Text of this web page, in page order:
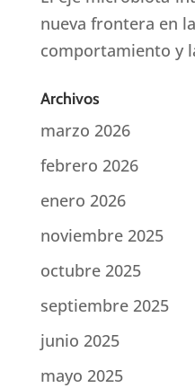
nueva frontera en
comportamiento y
Archivos
marzo 2026
febrero 2026
enero 2026
noviembre 2025
octubre 2025
septiembre 2025
junio 2025
mayo 2025